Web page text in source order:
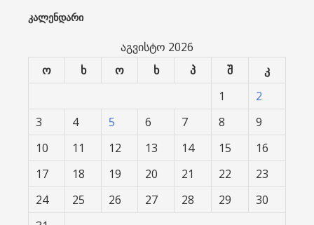
ᲙᲐᲚᲔᲜᲓᲐᲠᲘ
აგვისტო 2026
ო
ხ ო ხ პ შ
კ
1
2
3
4 5 6 7 8
9
10
11 12 13 14 15
16
17
18 19 20 21 22
23
24
25 26 27 28 29
30